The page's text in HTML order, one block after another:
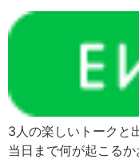
3人の楽しいトークと
当日まで何が起こる